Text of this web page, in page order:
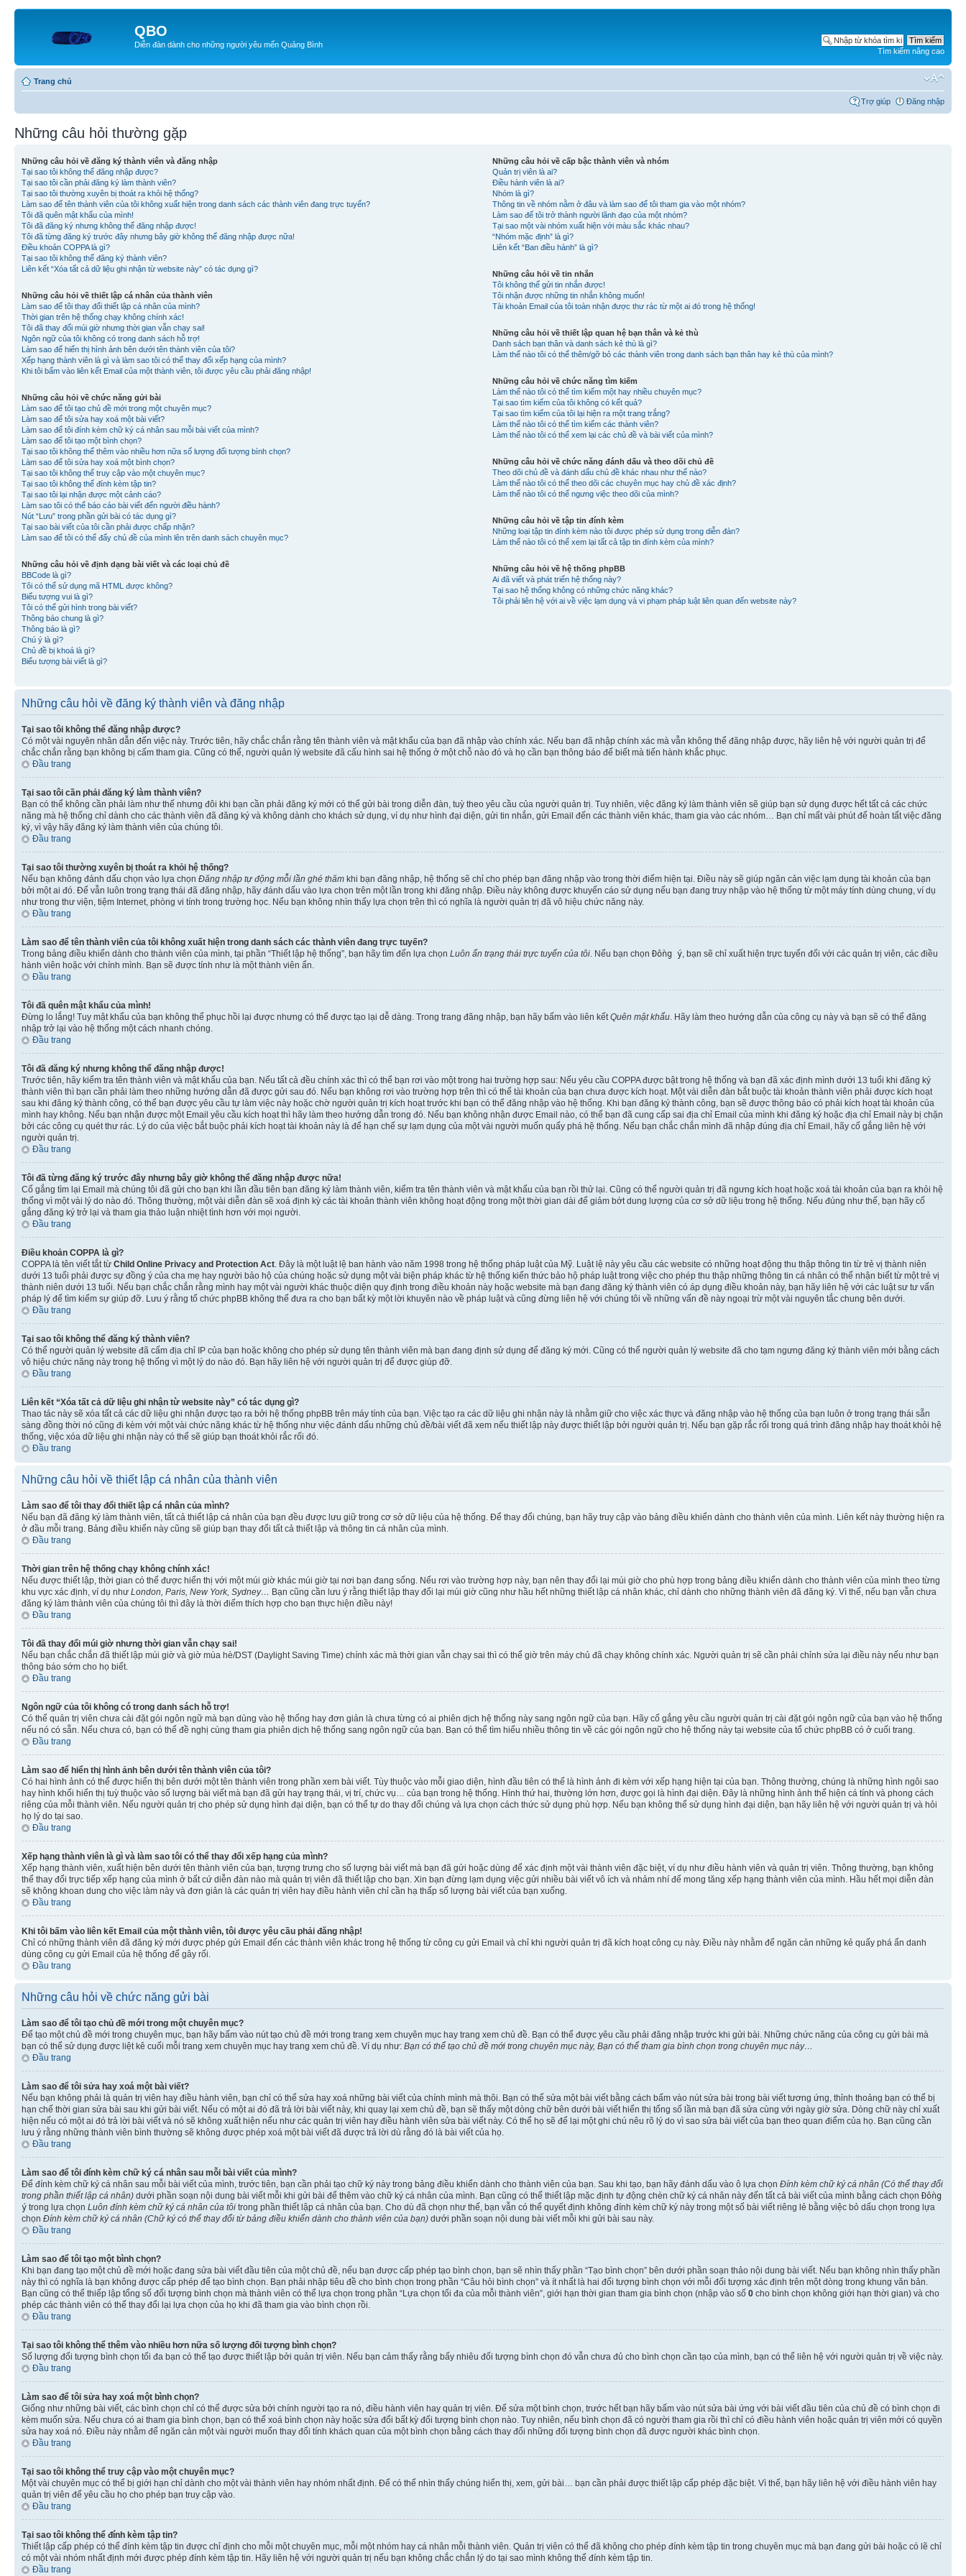
QBO
Diễn đàn dành cho những người yêu mến Quảng Bình
Tìm kiếm nâng cao
Trang chủ
Trợ giúp Đăng nhập
Những câu hỏi thường gặp
Những câu hỏi về đăng ký thành viên và đăng nhập
Tại sao tôi không thể đăng nhập được?
Tại sao tôi cần phải đăng ký làm thành viên?
Tại sao tôi thường xuyên bị thoát ra khỏi hệ thống?
Làm sao để tên thành viên của tôi không xuất hiện trong danh sách các thành viên đang trực tuyến?
Tôi đã quên mật khẩu của mình!
Tôi đã đăng ký nhưng không thể đăng nhập được!
Tôi đã từng đăng ký trước đây nhưng bây giờ không thể đăng nhập được nữa!
Điều khoản COPPA là gì?
Tại sao tôi không thể đăng ký thành viên?
Liên kết “Xóa tất cả dữ liệu ghi nhận từ website này” có tác dụng gì?
Những câu hỏi về thiết lập cá nhân của thành viên
Làm sao để tôi thay đổi thiết lập cá nhân của mình?
Thời gian trên hệ thống chạy không chính xác!
Tôi đã thay đổi múi giờ nhưng thời gian vẫn chạy sai!
Ngôn ngữ của tôi không có trong danh sách hỗ trợ!
Làm sao để hiển thị hình ảnh bên dưới tên thành viên của tôi?
Xếp hạng thành viên là gì và làm sao tôi có thể thay đổi xếp hạng của mình?
Khi tôi bấm vào liên kết Email của một thành viên, tôi được yêu cầu phải đăng nhập!
Những câu hỏi về chức năng gửi bài
Làm sao để tôi tạo chủ đề mới trong một chuyên mục?
Làm sao để tôi sửa hay xoá một bài viết?
Làm sao để tôi đính kèm chữ ký cá nhân sau mỗi bài viết của mình?
Làm sao để tôi tạo một bình chọn?
Tại sao tôi không thể thêm vào nhiều hơn nữa số lượng đối tượng bình chọn?
Làm sao để tôi sửa hay xoá một bình chọn?
Tại sao tôi không thể truy cập vào một chuyên mục?
Tại sao tôi không thể đính kèm tập tin?
Tại sao tôi lại nhận được một cảnh cáo?
Làm sao tôi có thể báo cáo bài viết đến người điều hành?
Nút “Lưu” trong phần gửi bài có tác dụng gì?
Tại sao bài viết của tôi cần phải được chấp nhận?
Làm sao để tôi có thể đẩy chủ đề của mình lên trên danh sách chuyên mục?
Những câu hỏi về định dạng bài viết và các loại chủ đề
BBCode là gì?
Tôi có thể sử dụng mã HTML được không?
Biểu tượng vui là gì?
Tôi có thể gửi hình trong bài viết?
Thông báo chung là gì?
Thông báo là gì?
Chú ý là gì?
Chủ đề bị khoá là gì?
Biểu tượng bài viết là gì?
Những câu hỏi về cấp bậc thành viên và nhóm
Quản trị viên là ai?
Điều hành viên là ai?
Nhóm là gì?
Thông tin về nhóm nằm ở đâu và làm sao để tôi tham gia vào một nhóm?
Làm sao để tôi trở thành người lãnh đạo của một nhóm?
Tại sao một vài nhóm xuất hiện với màu sắc khác nhau?
“Nhóm mặc định” là gì?
Liên kết “Ban điều hành” là gì?
Những câu hỏi về tin nhắn
Tôi không thể gửi tin nhắn được!
Tôi nhận được những tin nhắn không muốn!
Tài khoản Email của tôi toàn nhận được thư rác từ một ai đó trong hệ thống!
Những câu hỏi về thiết lập quan hệ bạn thân và kẻ thù
Danh sách bạn thân và danh sách kẻ thù là gì?
Làm thế nào tôi có thể thêm/gỡ bỏ các thành viên trong danh sách bạn thân hay kẻ thù của mình?
Những câu hỏi về chức năng tìm kiếm
Làm thế nào tôi có thể tìm kiếm một hay nhiều chuyên mục?
Tại sao tìm kiếm của tôi không có kết quả?
Tại sao tìm kiếm của tôi lại hiện ra một trang trắng?
Làm thế nào tôi có thể tìm kiếm các thành viên?
Làm thế nào tôi có thể xem lại các chủ đề và bài viết của mình?
Những câu hỏi về chức năng đánh dấu và theo dõi chủ đề
Theo dõi chủ đề và đánh dấu chủ đề khác nhau như thế nào?
Làm thế nào tôi có thể theo dõi các chuyên mục hay chủ đề xác định?
Làm thế nào tôi có thể ngưng việc theo dõi của mình?
Những câu hỏi về tập tin đính kèm
Những loại tập tin đính kèm nào tôi được phép sử dụng trong diễn đàn?
Làm thế nào tôi có thể xem lại tất cả tập tin đính kèm của mình?
Những câu hỏi về hệ thống phpBB
Ai đã viết và phát triển hệ thống này?
Tại sao hệ thống không có những chức năng khác?
Tôi phải liên hệ với ai về việc lạm dụng và vi phạm pháp luật liên quan đến website này?
Những câu hỏi về đăng ký thành viên và đăng nhập
Tại sao tôi không thể đăng nhập được?
Có một vài nguyên nhân dẫn đến việc này. Trước tiên, hãy chắc chắn rằng tên thành viên và mật khẩu của bạn đã nhập vào chính xác. Nếu bạn đã nhập chính xác mà vẫn không thể đăng nhập được, hãy liên hệ với người quản trị để
chắc chắn rằng bạn không bị cấm tham gia. Cũng có thể, người quản lý website đã cấu hình sai hệ thống ở một chỗ nào đó và họ cần bạn thông báo để biết mà tiến hành khắc phục.
Đầu trang
Tại sao tôi cần phải đăng ký làm thành viên?
Bạn có thể không cần phải làm như thế nhưng đôi khi bạn cần phải đăng ký mới có thể gửi bài trong diễn đàn, tuỳ theo yêu cầu của người quản trị. Tuy nhiên, việc đăng ký làm thành viên sẽ giúp bạn sử dụng được hết tất cả các chức
năng mà hệ thống chỉ dành cho các thành viên đã đăng ký và không dành cho khách sử dụng, ví dụ như hình đại diện, gửi tin nhắn, gửi Email đến các thành viên khác, tham gia vào các nhóm… Bạn chỉ mất vài phút để hoàn tất việc đăng
ký, vì vậy hãy đăng ký làm thành viên của chúng tôi.
Đầu trang
Tại sao tôi thường xuyên bị thoát ra khỏi hệ thống?
Nếu bạn không đánh dấu chọn vào lựa chọn Đăng nhập tự động mỗi lần ghé thăm khi bạn đăng nhập, hệ thống sẽ chỉ cho phép bạn đăng nhập vào trong thời điểm hiện tại. Điều này sẽ giúp ngăn cản việc lạm dụng tài khoản của bạn
bởi một ai đó. Để vẫn luôn trong trạng thái đã đăng nhập, hãy đánh dấu vào lựa chọn trên một lần trong khi đăng nhập. Điều này không được khuyến cáo sử dụng nếu bạn đang truy nhập vào hệ thống từ một máy tính dùng chung, ví dụ
như trong thư viện, tiệm Internet, phòng vi tính trong trường học. Nếu bạn không nhìn thấy lựa chọn trên thì có nghĩa là người quản trị đã vô hiệu chức năng này.
Đầu trang
Làm sao để tên thành viên của tôi không xuất hiện trong danh sách các thành viên đang trực tuyến?
Trong bảng điều khiển dành cho thành viên của mình, tại phần “Thiết lập hệ thống”, bạn hãy tìm đến lựa chọn Luôn ẩn trạng thái trực tuyến của tôi . Nếu bạn chọn Đồng ý , bạn sẽ chỉ xuất hiện trực tuyến đối với các quản trị viên, các điều
hành viên hoặc với chính mình. Bạn sẽ được tính như là một thành viên ẩn.
Đầu trang
Tôi đã quên mật khẩu của mình!
Đừng lo lắng! Tuy mật khẩu của bạn không thể phục hồi lại được nhưng có thể được tạo lại dễ dàng. Trong trang đăng nhập, bạn hãy bấm vào liên kết Quên mật khẩu . Hãy làm theo hướng dẫn của công cụ này và bạn sẽ có thể đăng
nhập trở lại vào hệ thống một cách nhanh chóng.
Đầu trang
Tôi đã đăng ký nhưng không thể đăng nhập được!
Trước tiên, hãy kiểm tra tên thành viên và mật khẩu của bạn. Nếu tất cả đều chính xác thì có thể bạn rơi vào một trong hai trường hợp sau: Nếu yêu cầu COPPA được bật trong hệ thống và bạn đã xác định mình dưới 13 tuổi khi đăng ký
thành viên thì bạn cần phải làm theo những hướng dẫn đã được gửi sau đó. Nếu bạn không rơi vào trường hợp trên thì có thể tài khoản của bạn chưa được kích hoạt. Một vài diễn đàn bắt buộc tài khoản thành viên phải được kích hoạt
sau khi đăng ký thành công, có thể bạn được yêu cầu tự làm việc này hoặc chờ người quản trị kích hoạt trước khi bạn có thể đăng nhập vào hệ thống. Khi bạn đăng ký thành công, bạn sẽ được thông báo có phải kích hoạt tài khoản của
mình hay không. Nếu bạn nhận được một Email yêu cầu kích hoạt thì hãy làm theo hướng dẫn trong đó. Nếu bạn không nhận được Email nào, có thể bạn đã cung cấp sai địa chỉ Email của mình khi đăng ký hoặc địa chỉ Email này bị chặn
bởi các công cụ quét thư rác. Lý do của việc bắt buộc phải kích hoạt tài khoản này là để hạn chế sự lạm dụng của một vài người muốn quấy phá hệ thống. Nếu bạn chắc chắn mình đã nhập đúng địa chỉ Email, hãy cố gắng liên hệ với
người quản trị.
Đầu trang
Tôi đã từng đăng ký trước đây nhưng bây giờ không thể đăng nhập được nữa!
Cố gắng tìm lại Email mà chúng tôi đã gửi cho bạn khi lần đầu tiên bạn đăng ký làm thành viên, kiểm tra tên thành viên và mật khẩu của bạn rồi thử lại. Cũng có thể người quản trị đã ngưng kích hoạt hoặc xoá tài khoản của bạn ra khỏi hệ
thống vì một vài lý do nào đó. Thông thường, một vài diễn đàn sẽ xoá định kỳ các tài khoản thành viên không hoạt động trong một thời gian dài để giảm bớt dung lượng của cơ sở dữ liệu trong hệ thống. Nếu đúng như thế, bạn hãy cố
gắng đăng ký trở lại và tham gia thảo luận nhiệt tình hơn với mọi người.
Đầu trang
Điều khoản COPPA là gì?
COPPA là tên viết tắt từ Child Online Privacy and Protection Act . Đây là một luật lệ ban hành vào năm 1998 trong hệ thống pháp luật của Mỹ. Luật lệ này yêu cầu các website có những hoạt động thu thập thông tin từ trẻ vị thành niên
dưới 13 tuổi phải được sự đồng ý của cha mẹ hay người bảo hộ của chúng hoặc sử dụng một vài biện pháp khác từ hệ thống kiến thức bảo hộ pháp luật trong việc cho phép thu thập những thông tin cá nhân có thể nhận biết từ một trẻ vị
thành niên dưới 13 tuổi. Nếu bạn chắc chắn rằng mình hay một vài người khác thuộc diện quy định trong điều khoản này hoặc website mà bạn đang đăng ký thành viên có áp dụng điều khoản này, bạn hãy liên hệ với các luật sư tư vấn
pháp lý để tìm kiếm sự giúp đỡ. Lưu ý rằng tổ chức phpBB không thể đưa ra cho bạn bất kỳ một lời khuyên nào về pháp luật và cũng đừng liên hệ với chúng tôi về những vấn đề này ngoại trừ một vài nguyên tắc chung bên dưới.
Đầu trang
Tại sao tôi không thể đăng ký thành viên?
Có thể người quản lý website đã cấm địa chỉ IP của bạn hoặc không cho phép sử dụng tên thành viên mà bạn đang định sử dụng để đăng ký mới. Cũng có thể người quản lý website đã cho tạm ngưng đăng ký thành viên mới bằng cách
vô hiệu chức năng này trong hệ thống vì một lý do nào đó. Bạn hãy liên hệ với người quản trị để được giúp đỡ.
Đầu trang
Liên kết “Xóa tất cả dữ liệu ghi nhận từ website này” có tác dụng gì?
Thao tác này sẽ xóa tất cả các dữ liệu ghi nhận được tạo ra bởi hệ thống phpBB trên máy tính của bạn. Việc tạo ra các dữ liệu ghi nhận này là nhằm giữ cho việc xác thực và đăng nhập vào hệ thống của bạn luôn ở trong trạng thái sẵn
sàng đồng thời nó cũng đi kèm với một vài chức năng khác từ hệ thống như việc đánh dấu những chủ đề/bài viết đã xem nếu thiết lập này được thiết lập bởi người quản trị. Nếu bạn gặp rắc rối trong quá trình đăng nhập hay thoát khỏi hệ
thống, việc xóa dữ liệu ghi nhận này có thể sẽ giúp bạn thoát khỏi rắc rối đó.
Đầu trang
Những câu hỏi về thiết lập cá nhân của thành viên
Làm sao để tôi thay đổi thiết lập cá nhân của mình?
Nếu bạn đã đăng ký làm thành viên, tất cả thiết lập cá nhân của bạn đều được lưu giữ trong cơ sở dữ liệu của hệ thống. Để thay đổi chúng, bạn hãy truy cập vào bảng điều khiển dành cho thành viên của mình. Liên kết này thường hiện ra
ở đầu mỗi trang. Bảng điều khiển này cũng sẽ giúp bạn thay đổi tất cả thiết lập và thông tin cá nhân của mình.
Đầu trang
Thời gian trên hệ thống chạy không chính xác!
Nếu được thiết lập, thời gian có thể được hiển thị với một múi giờ khác múi giờ tại nơi bạn đang sống. Nếu rơi vào trường hợp này, bạn nên thay đổi lại múi giờ cho phù hợp trong bảng điều khiển dành cho thành viên của mình theo từng
khu vực xác định, ví dụ như London, Paris, New York, Sydney… Bạn cũng cần lưu ý rằng thiết lập thay đổi lại múi giờ cũng như hầu hết những thiết lập cá nhân khác, chỉ dành cho những thành viên đã đăng ký. Vì thế, nếu bạn vẫn chưa
đăng ký làm thành viên của chúng tôi thì đây là thời điểm thích hợp cho bạn thực hiện điều này!
Đầu trang
Tôi đã thay đổi múi giờ nhưng thời gian vẫn chạy sai!
Nếu bạn chắc chắn đã thiết lập múi giờ và giờ mùa hè/DST (Daylight Saving Time) chính xác mà thời gian vẫn chạy sai thì có thể giờ trên máy chủ đã chạy không chính xác. Người quản trị sẽ cần phải chỉnh sửa lại điều này nếu như bạn
thông báo sớm cho họ biết.
Đầu trang
Ngôn ngữ của tôi không có trong danh sách hỗ trợ!
Có thể quản trị viên chưa cài đặt gói ngôn ngữ mà bạn dùng vào hệ thống hay đơn giản là chưa từng có ai phiên dịch hệ thống này sang ngôn ngữ của bạn. Hãy cố gắng yêu cầu người quản trị cài đặt gói ngôn ngữ của bạn vào hệ thống
nếu nó có sẵn. Nếu chưa có, bạn có thể đề nghị cùng tham gia phiên dịch hệ thống sang ngôn ngữ của bạn. Bạn có thể tìm hiểu nhiều thông tin về các gói ngôn ngữ cho hệ thống này tại website của tổ chức phpBB có ở cuối trang.
Đầu trang
Làm sao để hiển thị hình ảnh bên dưới tên thành viên của tôi?
Có hai hình ảnh có thể được hiển thị bên dưới một tên thành viên trong phần xem bài viết. Tùy thuộc vào mỗi giao diện, hình đầu tiên có thể là hình ảnh đi kèm với xếp hạng hiện tại của bạn. Thông thường, chúng là những hình ngôi sao
hay hình khối hiển thị tuỳ thuộc vào số lượng bài viết mà bạn đã gửi hay trạng thái, vị trí, chức vụ… của bạn trong hệ thống. Hình thứ hai, thường lớn hơn, được gọi là hình đại diện. Đây là những hình ảnh thể hiện cá tính và phong cách
riêng của mỗi thành viên. Nếu người quản trị cho phép sử dụng hình đại diện, bạn có thể tự do thay đổi chúng và lựa chọn cách thức sử dụng phù hợp. Nếu bạn không thể sử dụng hình đại diện, bạn hãy liên hệ với người quản trị và hỏi
họ lý do tại sao.
Đầu trang
Xếp hạng thành viên là gì và làm sao tôi có thể thay đổi xếp hạng của mình?
Xếp hạng thành viên, xuất hiện bên dưới tên thành viên của bạn, tượng trưng cho số lượng bài viết mà bạn đã gửi hoặc dùng để xác định một vài thành viên đặc biệt, ví dụ như điều hành viên và quản trị viên. Thông thường, bạn không
thể thay đổi trực tiếp xếp hạng của mình ở bất cứ diễn đàn nào mà quản trị viên đã thiết lập cho bạn. Xin bạn đừng lạm dụng việc gửi nhiều bài viết vô ích và nhảm nhí để mong tăng xếp hạng thành viên của mình. Hầu hết mọi diễn đàn
sẽ không khoan dung cho việc làm này và đơn giản là các quản trị viên hay điều hành viên chỉ cần hạ thấp số lượng bài viết của bạn xuống.
Đầu trang
Khi tôi bấm vào liên kết Email của một thành viên, tôi được yêu cầu phải đăng nhập!
Chỉ có những thành viên đã đăng ký mới được phép gửi Email đến các thành viên khác trong hệ thống từ công cụ gửi Email và chỉ khi người quản trị đã kích hoạt công cụ này. Điều này nhằm để ngăn cản những kẻ quấy phá ẩn danh
dùng công cụ gửi Email của hệ thống để gây rối.
Đầu trang
Những câu hỏi về chức năng gửi bài
Làm sao để tôi tạo chủ đề mới trong một chuyên mục?
Để tạo một chủ đề mới trong chuyên mục, bạn hãy bấm vào nút tạo chủ đề mới trong trang xem chuyên mục hay trang xem chủ đề. Bạn có thể được yêu cầu phải đăng nhập trước khi gửi bài. Những chức năng của công cụ gửi bài mà
bạn có thể sử dụng được liệt kê cuối mỗi trang xem chuyên mục hay trang xem chủ đề. Ví dụ như: Bạn có thể tạo chủ đề mới trong chuyên mục này, Bạn có thể tham gia bình chọn trong chuyên mục này…
Đầu trang
Làm sao để tôi sửa hay xoá một bài viết?
Nếu bạn không phải là quản trị viên hay điều hành viên, bạn chỉ có thể sửa hay xoá những bài viết của chính mình mà thôi. Bạn có thể sửa một bài viết bằng cách bấm vào nút sửa bài trong bài viết tương ứng, thỉnh thoảng bạn có thể bị
hạn chế thời gian sửa bài sau khi gửi bài viết. Nếu có một ai đó đã trả lời bài viết này, khi quay lại xem chủ đề, bạn sẽ thấy một dòng chữ bên dưới bài viết hiển thị tổng số lần mà bạn đã sửa cùng với ngày giờ sửa. Dòng chữ này chỉ xuất
hiện nếu có một ai đó trả lời bài viết và nó sẽ không xuất hiện nếu như các quản trị viên hay điều hành viên sửa bài viết này. Có thể họ sẽ để lại một ghi chú nêu rõ lý do vì sao sửa bài viết của bạn theo quan điểm của họ. Bạn cũng cần
lưu ý rằng những thành viên bình thường sẽ không được phép xoá một bài viết đã được trả lời dù rằng đó là bài viết của họ.
Đầu trang
Làm sao để tôi đính kèm chữ ký cá nhân sau mỗi bài viết của mình?
Để đính kèm chữ ký cá nhân sau mỗi bài viết của mình, trước tiên, bạn cần phải tạo chữ ký này trong bảng điều khiển dành cho thành viên của bạn. Sau khi tạo, bạn hãy đánh dấu vào ô lựa chọn Đính kèm chữ ký cá nhân (Có thể thay đổi
trong phần thiết lập cá nhân) dưới phần soạn nội dung bài viết mỗi khi gửi bài để thêm vào chữ ký cá nhân của mình. Bạn cũng có thể thiết lập mặc định tự động chèn chữ ký cá nhân này đến tất cả bài viết của mình bằng cách chọn Đồng
ý trong lựa chọn Luôn đính kèm chữ ký cá nhân của tôi trong phần thiết lập cá nhân của bạn. Cho dù đã chọn như thế, bạn vẫn có thể quyết định không đính kèm chữ ký này trong một số bài viết riêng lẻ bằng việc bỏ dấu chọn trong lựa
chọn Đính kèm chữ ký cá nhân (Chữ ký có thể thay đổi từ bảng điều khiển dành cho thành viên của bạn) dưới phần soạn nội dung bài viết mỗi khi gửi bài sau này.
Đầu trang
Làm sao để tôi tạo một bình chọn?
Khi bạn đang tạo một chủ đề mới hoặc đang sửa bài viết đầu tiên của một chủ đề, nếu bạn được cấp phép tạo bình chọn, bạn sẽ nhìn thấy phần “Tạo bình chọn” bên dưới phần soạn thảo nội dung bài viết. Nếu bạn không nhìn thấy phần
này thì có nghĩa là bạn không được cấp phép để tạo bình chọn. Bạn phải nhập tiêu đề cho bình chọn trong phần “Câu hỏi bình chọn” và ít nhất là hai đối tượng bình chọn với mỗi đối tượng xác định trên một dòng trong khung văn bản.
Bạn cũng có thể thiếp lập tổng số đối tượng bình chọn mà thành viên có thể lựa chọn trong phần “Lựa chọn tối đa của mỗi thành viên”, giới hạn thời gian tham gia bình chọn (nhập vào số 0 cho bình chọn không giới hạn thời gian) và cho
phép các thành viên có thể thay đổi lại lựa chọn của họ khi đã tham gia vào bình chọn rồi.
Đầu trang
Tại sao tôi không thể thêm vào nhiều hơn nữa số lượng đối tượng bình chọn?
Số lượng đối tượng bình chọn tối đa bạn có thể tạo được thiết lập bởi quản trị viên. Nếu bạn cảm thấy rằng bấy nhiêu đối tượng bình chọn đó vẫn chưa đủ cho bình chọn cần tạo của mình, bạn có thể liên hệ với người quản trị về việc này.
Đầu trang
Làm sao để tôi sửa hay xoá một bình chọn?
Giống như những bài viết, các bình chọn chỉ có thể được sửa bởi chính người tạo ra nó, điều hành viên hay quản trị viên. Để sửa một bình chọn, trước hết bạn hãy bấm vào nút sửa bài ứng với bài viết đầu tiên của chủ đề có bình chọn đi
kèm muốn sửa. Nếu chưa có ai tham gia bình chọn, bạn có thể xoá bình chọn này hoặc sửa đổi bất kỳ đối tượng bình chọn nào. Tuy nhiên, nếu bình chọn đã có người tham gia rồi thì chỉ có điều hành viên hoặc quản trị viên mới có quyền
sửa hay xoá nó. Điều này nhằm để ngăn cản một vài người muốn thay đổi tính khách quan của một bình chọn bằng cách thay đổi những đối tượng bình chọn đã được người khác bình chọn.
Đầu trang
Tại sao tôi không thể truy cập vào một chuyên mục?
Một vài chuyên mục có thể bị giới hạn chỉ dành cho một vài thành viên hay nhóm nhất định. Để có thể nhìn thấy chúng hiển thị, xem, gửi bài… bạn cần phải được thiết lập cấp phép đặc biệt. Vì thế, bạn hãy liên hệ với điều hành viên hay
quản trị viên để yêu cầu họ cho phép bạn truy cập vào.
Đầu trang
Tại sao tôi không thể đính kèm tập tin?
Thiết lập cấp phép có thể đính kèm tập tin được chỉ định cho mỗi một chuyên mục, mỗi một nhóm hay cá nhân mỗi thành viên. Quản trị viên có thể đã không cho phép đính kèm tập tin trong chuyên mục mà bạn đang gửi bài hoặc có lẽ chỉ
có một vài nhóm nhất định mới được phép đính kèm tập tin. Hãy liên hệ với người quản trị nếu bạn không chắc chắn lý do tại sao mình không thể đính kèm tập tin.
Đầu trang